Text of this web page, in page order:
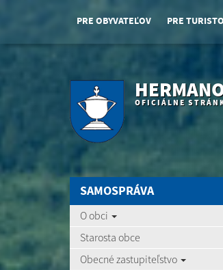
PRE OBYVATEĽOV PRE
OFICIÁLNE
SAMOSPRÁVA
O obci
Starosta obce
Obecné zastupiteľstvo